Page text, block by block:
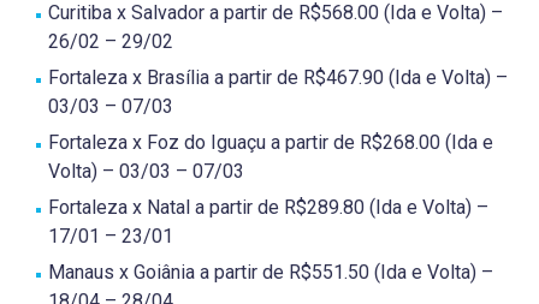
Curitiba x Salvador a partir de R$568.00 (Ida e Volta) –
26/02 – 29/02
Fortaleza x Brasília a partir de R$467.90 (Ida e Volta) –
03/03 – 07/03
Fortaleza x Foz do Iguaçu a partir de R$268.00 (Ida e
Volta) – 03/03 – 07/03
Fortaleza x Natal a partir de R$289.80 (Ida e Volta) –
17/01 – 23/01
Manaus x Goiânia a partir de R$551.50 (Ida e Volta) –